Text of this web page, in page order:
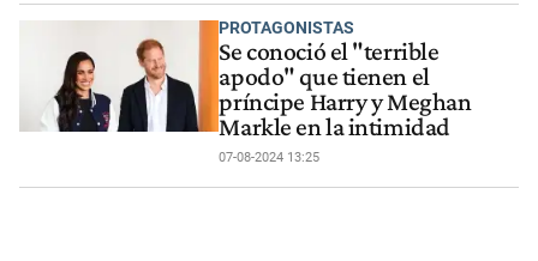
PROTAGONISTAS
Se conoció el "terrible
apodo" que tienen el
príncipe Harry y Meghan
Markle en la intimidad
07-08-2024 13:25